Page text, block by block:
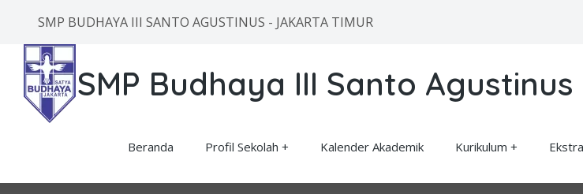
SMP BUDHAYA III SANTO AGUSTINUS - JAKARTA TIMUR
SMP Budhaya III Santo Agustinus
Beranda Profil Sekolah Kalender Akademik Kurikulum